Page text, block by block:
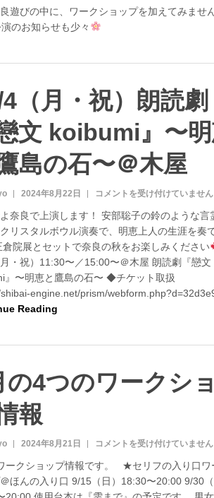
』
〜
明
と
島
の
石
〜
は
月
の
ー
ク
ョ
プ
報
α
は
遊びの中に、ワークショップを加えてみません
のお知らせも少々
（月・祝）朗読劇
戀文 koibumi』〜
島の石〜＠木屋
2024年8月22日
1
4
（
月
文
u
m
』
コメントを受け付けていません
奈良で上演します！ 安部聡子の鈴のような言
リスタルボウル演奏で、明恵上人の生涯を奏
倉院展とセットで奈良の秋をお楽しみください
・祝）11:30〜／15:00〜＠木屋 朗読劇『戀文
』〜明恵と鷹島の石〜 ◆チケット取扱
engine.net/prism/
Reading
の4つのワークシ
報
2024年8月21日
9
の
4
コメントを受け付けていません
ークショップ情報です。 ★セリフの入り口ワ
ほんの入り口 9/15（日）18:30〜20:00 9/30（